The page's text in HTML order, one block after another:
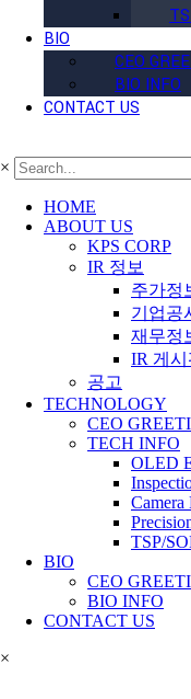
BIO
CEO
BIO INFO
CONTACT US
×
HOME
ABOUT US
KPS CORP
IR 정보
주가정
기업공
재무정
IR 게시
공고
TECHNOLOGY
CEO
TECH INFO
OLED
Camera
TSP/
BIO
CEO
BIO INFO
CONTACT US
×